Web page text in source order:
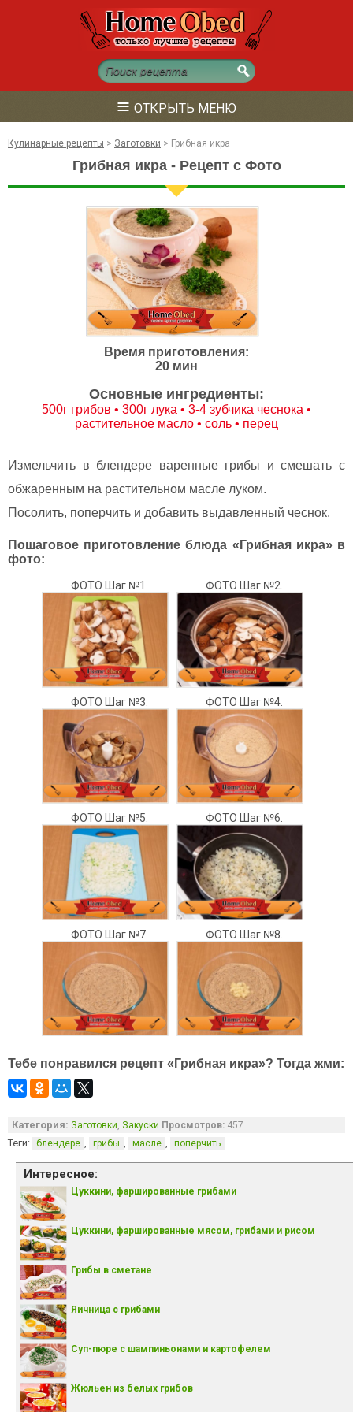
≡ ОТКРЫТЬ МЕНЮ
Кулинарные рецепты > Заготовки > Грибная икра
Грибная икра - Рецепт с Фото
Время приготовления:
20 мин
Основные ингредиенты:
500г грибов • 300г лука • 3-4 зубчика чеснока •
растительное масло • соль • перец
Измельчить в блендере варенные грибы и смешать с
обжаренным на растительном масле луком.
Посолить, поперчить и добавить выдавленный чеснок.
Пошаговое приготовление блюда «Грибная икра» в
фото:
ФОТО Шаг №1. ФОТО Шаг №2.
ФОТО Шаг №3. ФОТО Шаг №4.
ФОТО Шаг №5. ФОТО Шаг №6.
ФОТО Шаг №7. ФОТО Шаг №8.
Тебе понравился рецепт «Грибная икра»? Тогда жми:
Категория: Заготовки, Закуски Просмотров: 457
Теги: блендере , грибы , масле , поперчить
Интересное:
Цуккини, фаршированные грибами
Цуккини, фаршированные мясом, грибами и рисом
Грибы в сметане
Яичница с грибами
Суп-пюре с шампиньонами и картофелем
Жюльен из белых грибов